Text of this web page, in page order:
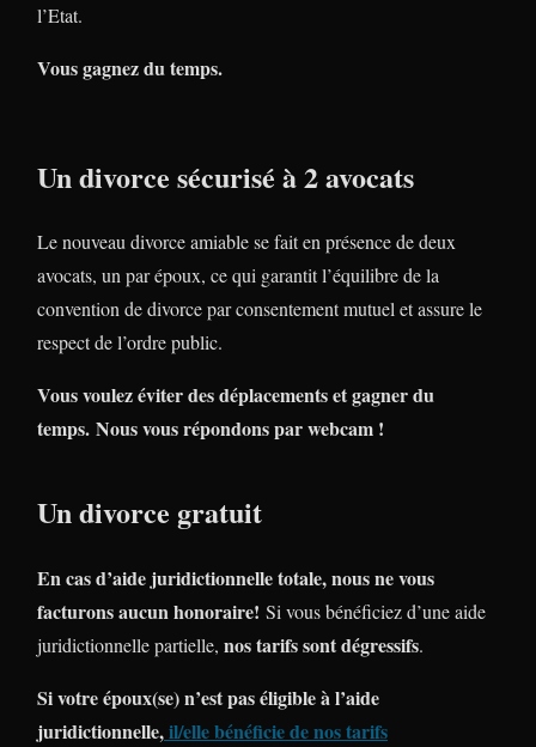
l’Etat.
Vous gagnez du temps.
Un divorce sécurisé à 2 avocats
Le nouveau divorce amiable se fait en présence de deux
avocats, un par époux, ce qui garantit l’équilibre de la
convention de divorce par consentement mutuel et assure le
respect de l’ordre public.
Vous voulez éviter des déplacements et gagner du
temps. Nous vous répondons par webcam !
Un divorce gratuit
En cas d’aide juridictionnelle totale, nous ne vous
facturons aucun honoraire! Si vous bénéficiez d’une aide
juridictionnelle partielle, nos tarifs sont dégressifs.
Si votre époux(se) n’est pas éligible à l’aide
juridictionnelle,il/elle bénéficie de nos tarifs